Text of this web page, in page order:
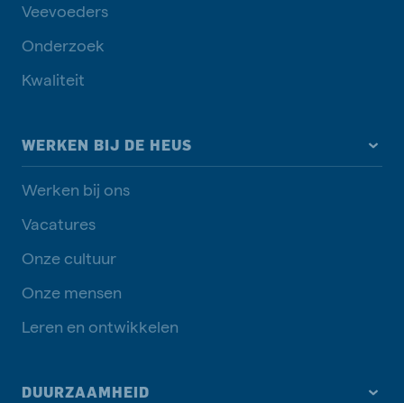
Veevoeders
Onderzoek
Kwaliteit
WERKEN BIJ DE HEUS
Werken bij ons
Vacatures
Onze cultuur
Onze mensen
Leren en ontwikkelen
DUURZAAMHEID